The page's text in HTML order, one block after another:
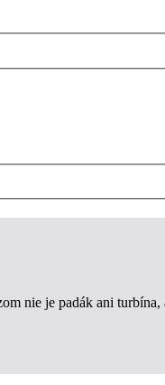
nie je padák ani